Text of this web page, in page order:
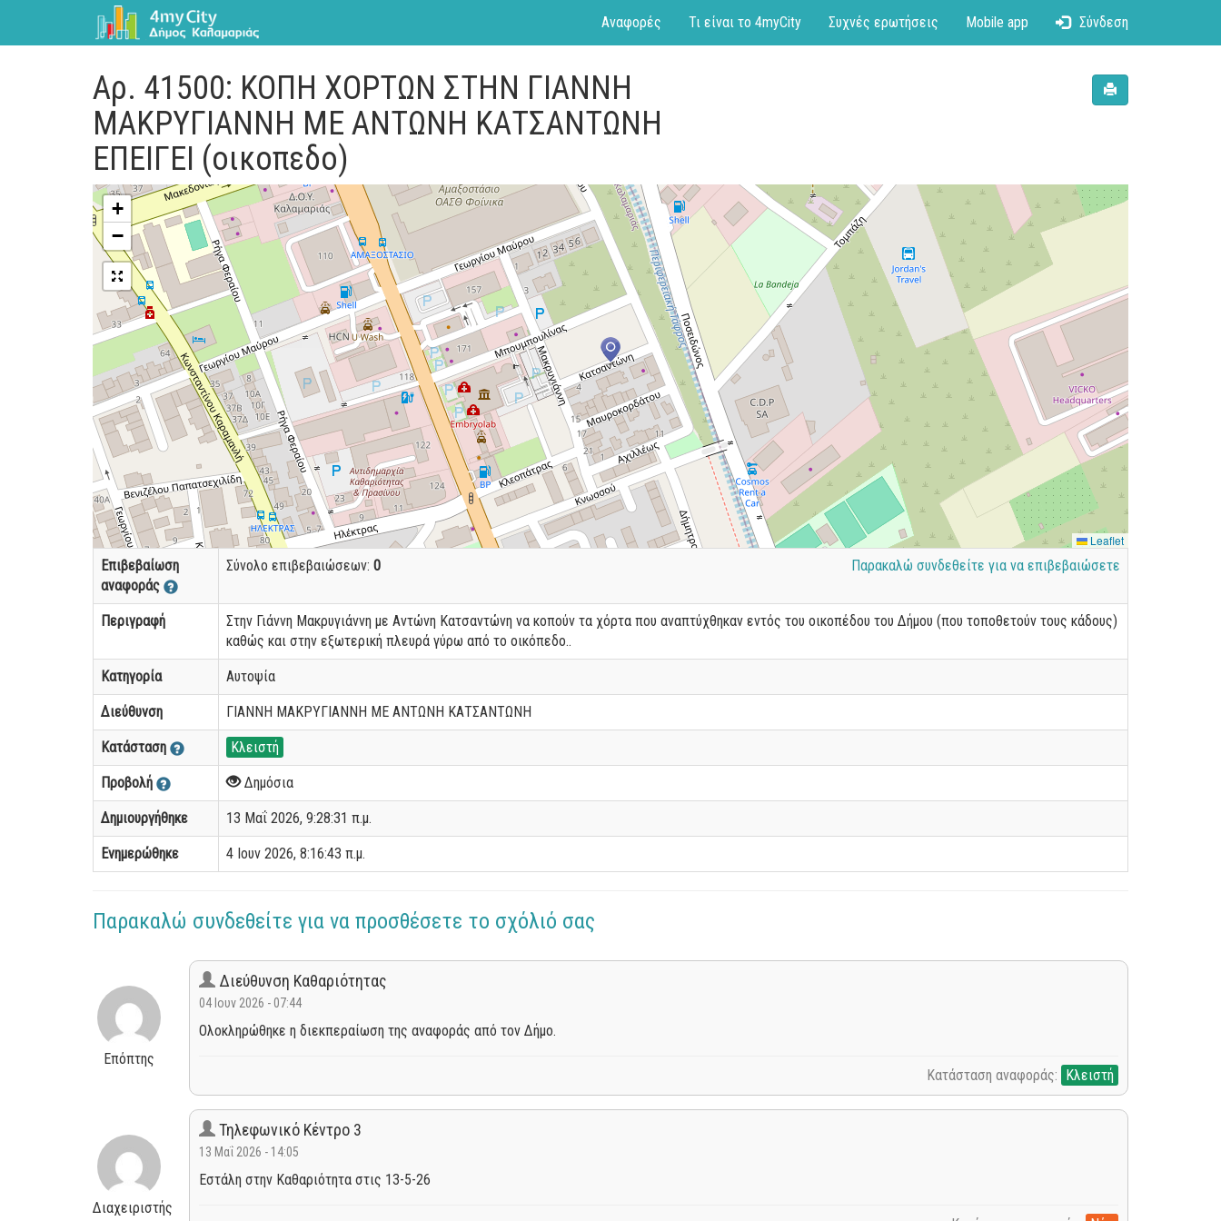
Αναφορές Τι είναι το 4myCity Συχνές ερωτήσεις Mobile app Σύνδεση
Αρ. 41500: ΚΟΠΗ ΧΟΡΤΩΝ ΣΤΗΝ ΓΙΑΝΝΗ
ΜΑΚΡΥΓΙΑΝΝΗ ΜΕ ΑΝΤΩΝΗ ΚΑΤΣΑΝΤΩΝΗ
ΕΠΕΙΓΕΙ (οικοπεδο)
+
−
Leaflet
Επιβεβαίωση
αναφοράς
Σύνολο επιβεβαιώσεων: 0 Παρακαλώ συνδεθείτε για να επιβεβαιώσετε
Περιγραφή
Στην Γιάννη Μακρυγιάννη με Αντώνη Κατσαντώνη να κοπούν τα χόρτα που αναπτύχθηκαν εντός του οικοπέδου του Δήμου (που τοποθετούν τους κάδους)
καθώς και στην εξωτερική πλευρά γύρω από το οικόπεδο..
Κατηγορία Αυτοψία
Διεύθυνση ΓΙΑΝΝΗ ΜΑΚΡΥΓΙΑΝΝΗ ΜΕ ΑΝΤΩΝΗ ΚΑΤΣΑΝΤΩΝΗ
Κατάσταση Κλειστή
Προβολή Δημόσια
Δημιουργήθηκε 13 Μαΐ 2026, 9:28:31 π.μ.
Ενημερώθηκε 4 Ιουν 2026, 8:16:43 π.μ.
Παρακαλώ συνδεθείτε για να προσθέσετε το σχόλιό σας
Επόπτης
Διεύθυνση Καθαριότητας
04 Ιουν 2026 - 07:44
Ολοκληρώθηκε η διεκπεραίωση της αναφοράς από τον Δήμο.
Κατάσταση αναφοράς: Κλειστή
Διαχειριστής
Τηλεφωνικό Κέντρο 3
13 Μαΐ 2026 - 14:05
Εστάλη στην Καθαριότητα στις 13-5-26